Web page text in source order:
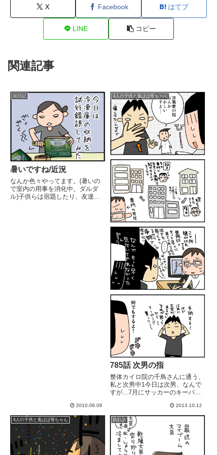
X Facebook はてブ
LINE コピー
関連記事
絵日記
暑いですね/近況
なんか色々やってます。(暑いの
で室内の用事を消化中。ダルダ
ル)子供らは宿題したり、友達と
2010.08.09
4人の子供と鬼ばば母ちゃん
785話 次男の指
整体カイロ院の千鳥さんに通う、
私と次男中1今日は次男、なんで
すが...7月にサッカーのキーパー
ないので、近所の整形外科へ。レ
ントゲン撮ってくれたりしたので
すが、問題はないということで2
週間ほど固定金具をつけて、...
2013.10.12
4人の子供と鬼ばば母ちゃん 絵日記